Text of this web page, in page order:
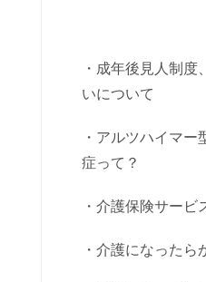
・成年後見人制
いについて
・アルツハイマ
症って？
・介護保険サービ
・介護になったら